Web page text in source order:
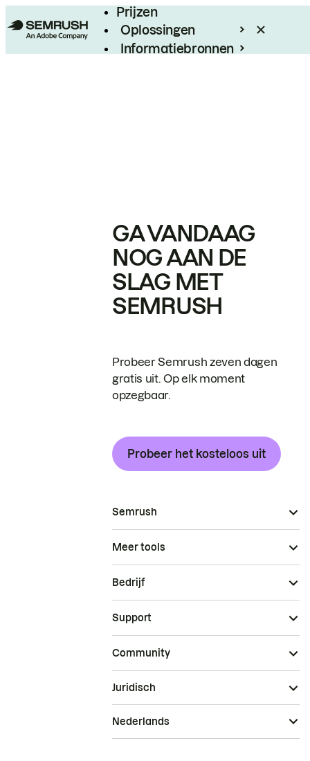
Prijzen
Oplossingen
Informatiebronnen
GA VANDAAG
NOG AAN DE
SLAG MET
SEMRUSH
Probeer Semrush zeven dagen
gratis uit. Op elk moment
opzegbaar.
Probeer het kosteloos uit
Semrush
Meer tools
Bedrijf
Support
Community
Juridisch
Nederlands